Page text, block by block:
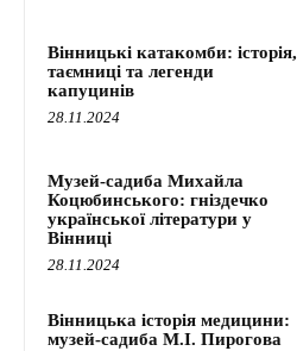
Вінницькі катакомби: історія,
таємниці та легенди
капуцинів
28.11.2024
Музей-садиба Михайла
Коцюбинського: гніздечко
української літератури у
Вінниці
28.11.2024
Вінницька історія медицини:
музей-садиба М.І. Пирогова